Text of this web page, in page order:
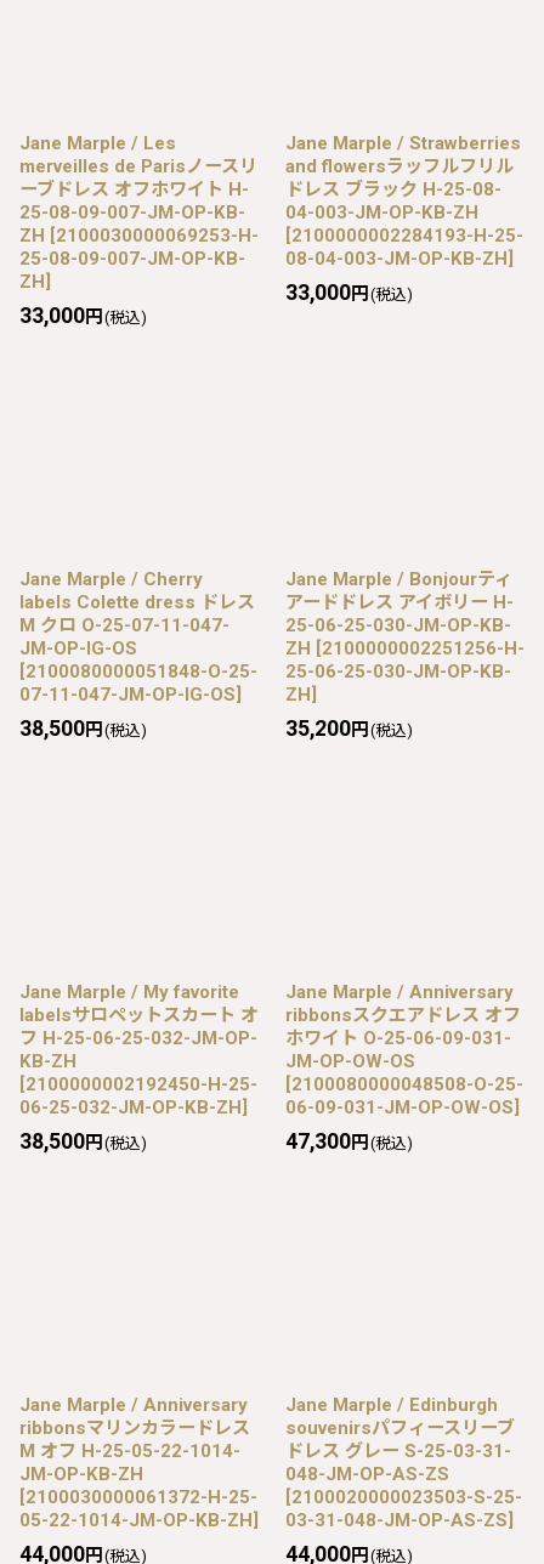
Jane Marple / Les
merveilles de Parisノースリ
ーブドレス オフホワイト H-
25-08-09-007-JM-OP-KB-
ZH [2100030000069253-H-
25-08-09-007-JM-OP-KB-
ZH]
33,000円 (税込)
Jane Marple / Strawberries
and flowersラッフルフリル
ドレス ブラック H-25-08-
04-003-JM-OP-KB-ZH
[2100000002284193-H-25-
08-04-003-JM-OP-KB-ZH]
33,000円 (税込)
Jane Marple / Cherry
labels Colette dress ドレス
M クロ O-25-07-11-047-
JM-OP-IG-OS
[2100080000051848-O-25-
07-11-047-JM-OP-IG-OS]
38,500円 (税込)
Jane Marple / Bonjourティ
アードドレス アイボリー H-
25-06-25-030-JM-OP-KB-
ZH [2100000002251256-H-
25-06-25-030-JM-OP-KB-
ZH]
35,200円 (税込)
Jane Marple / My favorite
labelsサロペットスカート オ
フ H-25-06-25-032-JM-OP-
KB-ZH
[2100000002192450-H-25-
06-25-032-JM-OP-KB-ZH]
38,500円 (税込)
Jane Marple / Anniversary
ribbonsスクエアドレス オフ
ホワイト O-25-06-09-031-
JM-OP-OW-OS
[2100080000048508-O-25-
06-09-031-JM-OP-OW-OS]
47,300円 (税込)
Jane Marple / Anniversary
ribbonsマリンカラードレス
M オフ H-25-05-22-1014-
JM-OP-KB-ZH
[2100030000061372-H-25-
05-22-1014-JM-OP-KB-ZH]
44,000円 (税込)
Jane Marple / Edinburgh
souvenirsパフィースリーブ
ドレス グレー S-25-03-31-
048-JM-OP-AS-ZS
[2100020000023503-S-25-
03-31-048-JM-OP-AS-ZS]
44,000円 (税込)